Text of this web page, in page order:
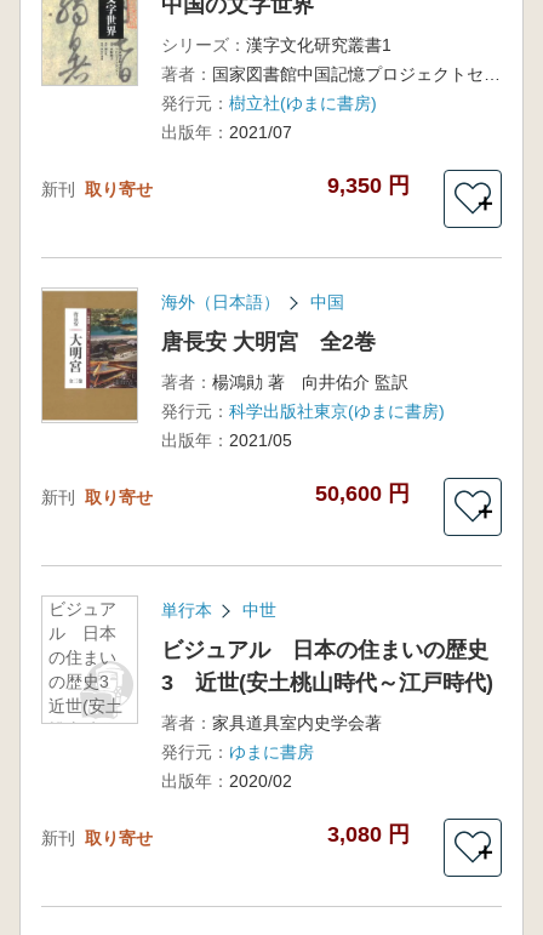
中国の文字世界
シリーズ： 漢字文化研究叢書1
著者：
発行元： 樹立社(ゆまに書房)
出版年： 2021/07
新刊 取り寄せ 9,350 円
＋
海外（日本語） 中国
唐長安 大明宮 全2巻
著者： 楊鴻勛 著 向井佑介 監訳
発行元： 科学出版社東京(ゆまに書房)
出版年： 2021/05
新刊 取り寄せ 50,600 円
＋
ビジュア
ル 日本
の住まい
の歴史3
近世(安土
桃山時代
単行本 中世
ビジュアル 日本の住まいの歴史
3 近世(安土桃山時代～江戸時代)
著者： 家具道具室内史学会著
発行元： ゆまに書房
出版年： 2020/02
新刊 取り寄せ 3,080 円
＋